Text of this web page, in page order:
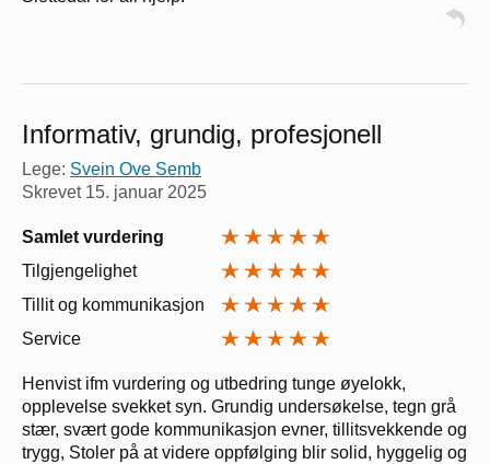
Informativ, grundig, profesjonell
Lege: Svein Ove Semb
Skrevet 15. januar 2025
Samlet vurdering
Tilgjengelighet
Tillit og kommunikasjon
Service
Henvist ifm vurdering og utbedring tunge øyelokk,
opplevelse svekket syn. Grundig undersøkelse, tegn grå
stær, svært gode kommunikasjon evner, tillitsvekkende og
trygg, Stoler på at videre oppfølging blir solid, hyggelig og